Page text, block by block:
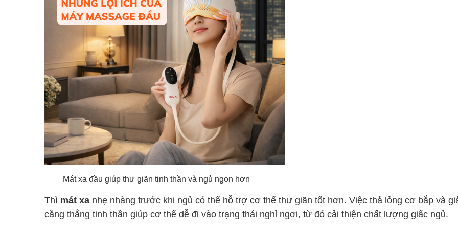
Mát xa đầu giúp thư giãn tinh thần và ngủ ngon hơn
Thì mát xa nhẹ nhàng trước khi ngủ có thể hỗ trợ cơ thể thư giãn tốt hơn. Việc thả lỏng cơ bắp và
căng thẳng tinh thần giúp cơ thể dễ đi vào trạng thái nghỉ ngơi, từ đó cải thiện chất lượng giấc ngủ.